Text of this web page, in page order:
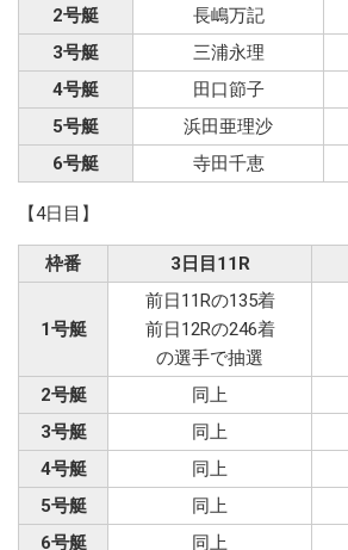
2号艇
長嶋万記
3号艇
三浦永理
4号艇
田口節子
5号艇
浜田亜理沙
6号艇
寺田千恵
【4日目】
枠番 3日目11R
1号艇
前日11Rの135着
前日12Rの246着
の選手で抽選
2号艇
同上
3号艇
同上
4号艇
同上
5号艇
同上
6号艇
同上